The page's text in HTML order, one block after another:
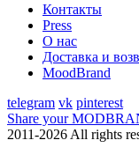
Контакты
Press
О нас
Доставка и
MoodBrand
telegram vk pinterest
Share your
2011-2026 All rights